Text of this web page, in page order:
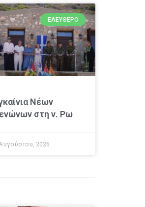
ΕΛΕΎΘΕΡΟ
Νέων
στη ν. Ρω
2026